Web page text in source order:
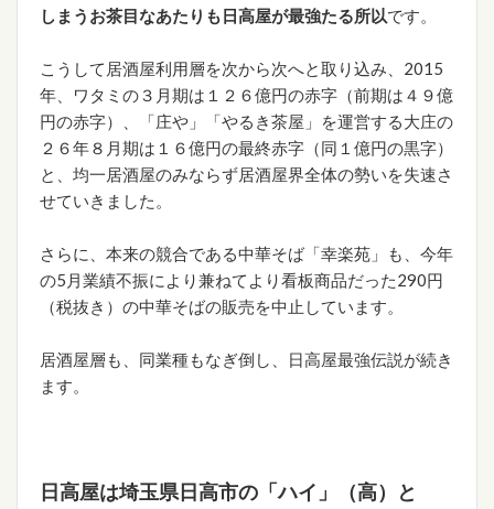
しまうお茶目なあたりも日高屋が最強たる所以です。
こうして居酒屋利用層を次から次へと取り込み、2015
年、ワタミの３月期は１２６億円の赤字（前期は４９億
円の赤字）、「庄や」「やるき茶屋」を運営する大庄の
２６年８月期は１６億円の最終赤字（同１億円の黒字）
と、均一居酒屋のみならず居酒屋界全体の勢いを失速さ
せていきました。
さらに、本来の競合である中華そば「幸楽苑」も、今年
の5月業績不振により兼ねてより看板商品だった290円
（税抜き）の中華そばの販売を中止しています。
居酒屋層も、同業種もなぎ倒し、日高屋最強伝説が続き
ます。
日高屋は埼玉県日高市の「ハイ」（高）と